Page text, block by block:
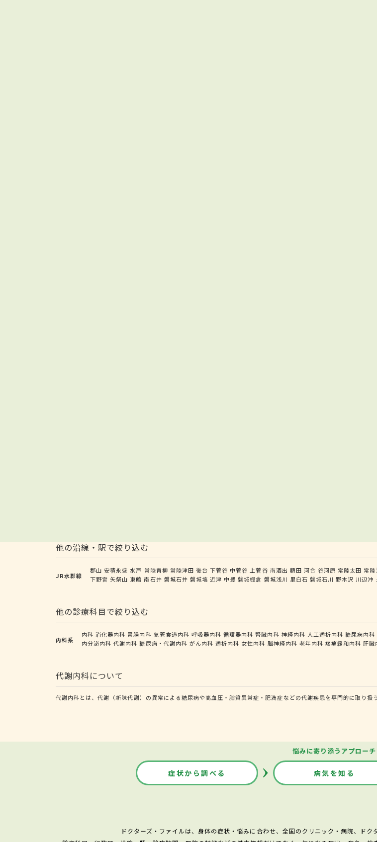
他の沿線・駅で絞り込む
JR水郡線
郡山 安積永盛 水戸 常陸青柳 常陸津田 後台 下菅谷 中菅谷 上菅谷 南酒出 額田 河合 谷河原 常陸太田 常
下野宮 矢祭山 東館 南石井 磐城石井 磐城塙 近津 中豊 磐城棚倉 磐城浅川 里白石 磐城石川 野木沢 川辺沖
他の診療科目で絞り込む
内科系
内科 消化器内科 胃腸内科 気管食道内科 呼吸器内科 循環器内科 腎臓内科 神経内科 人工透析内科 糖尿病内科
内分泌内科 代謝内科 糖尿病・代謝内科 がん内科 透析内科 女性内科 脳神経内科 老年内科 疼痛緩和内科 肝臓
代謝内科について
代謝内科とは、代謝（新陳代謝）の異常による糖尿病や高血圧・脂質異常症・肥満症などの代謝疾患を専門的に取り扱
悩みに寄り添うアプローチ
症状から調べる 病気を知る
ドクターズ・ファイルは、身体の症状・悩みに合わせ、全国のクリニック・病院、ドク